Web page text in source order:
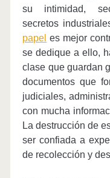
su intimidad,
secretos
papel es mejor
se dedique a ello,
clase que guardan
documentos que
judiciales,
con mucha
La destrucción de
ser confiada a
de recolección y